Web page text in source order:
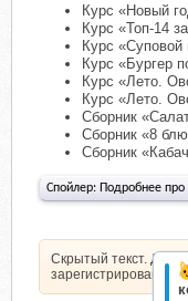
Курс «Новый
Курс «Топ-14
Курс «Суповой
Курс «Бургер
Курс «Лето.
Курс «Лето.
Сборник
Сборник «8
Сборник
Спойлер: Подробнее
Скрытый текст.